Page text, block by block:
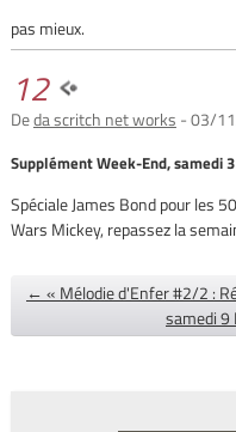
pas mieux.
12
Deda scritch net works - 03/
Supplément Week-End, samedi
Spéciale James Bond pour les
Wars Mickey, repassez la
← « Mélodie d'Enfer #2/2 :
samedi